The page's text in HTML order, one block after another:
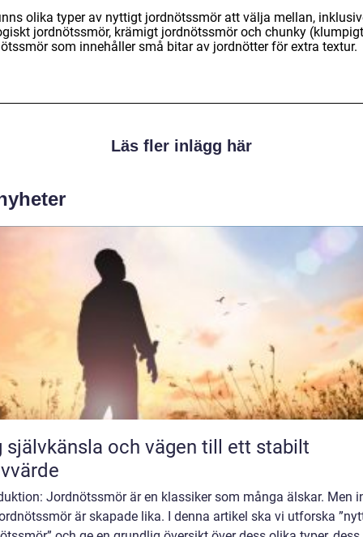
olika typer av nyttigt jordnötssmör att välja mellan,
jordnötssmör, krämigt jordnötssmör och chunky
som innehåller små bitar av jordnötter för extra textur.
Läs fler inlägg här
självkänsla och vägen till ett stabilt
Jordnötssmör är en klassiker som många älskar. Men
är skapade lika. I denna artikel ska vi utforska